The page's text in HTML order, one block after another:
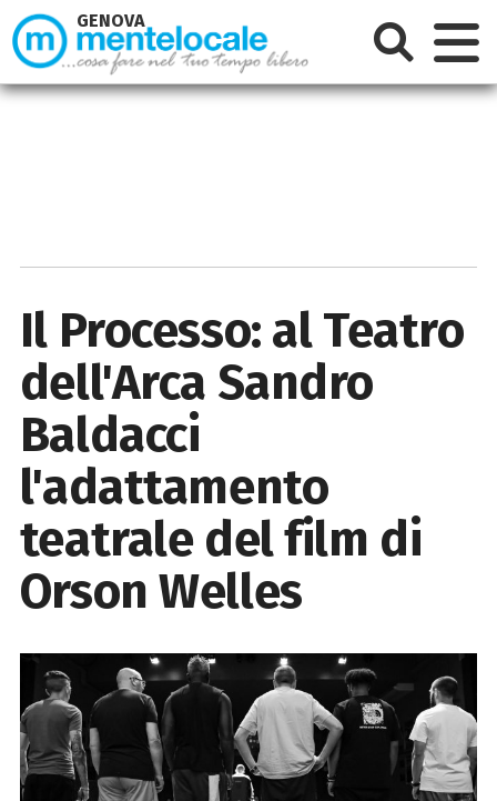
Il Processo: al Teatro
dell'Arca Sandro
Baldacci
l'adattamento
teatrale del film di
Orson Welles
GENOVA